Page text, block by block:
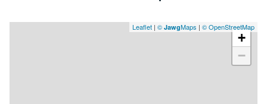
+
−
Leaflet | © JawgMaps | © OpenStreetMap